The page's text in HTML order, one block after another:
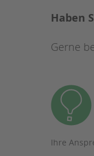
Haben
Gerne
Ihre